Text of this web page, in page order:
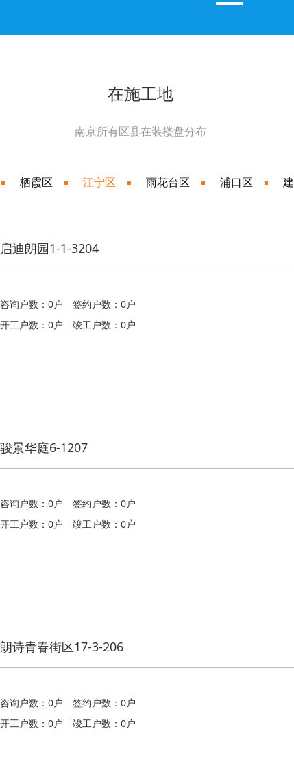
在施工地
南京所有区县在装楼盘分布
栖霞区 江宁区 雨花台区 浦口区
启迪朗园1-1-3204
咨询户数：0户
签约户数：0户
开工户数：0户
竣工户数：0户
骏景华庭6-1207
咨询户数：0户
签约户数：0户
开工户数：0户
竣工户数：0户
朗诗青春街区17-3-206
咨询户数：0户
签约户数：0户
开工户数：0户
竣工户数：0户